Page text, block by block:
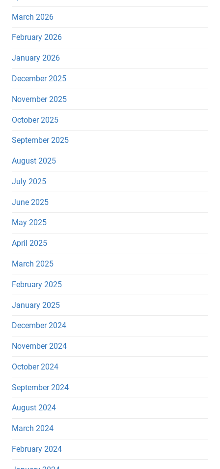
March 2026
February 2026
January 2026
December 2025
November 2025
October 2025
September 2025
August 2025
July 2025
June 2025
May 2025
April 2025
March 2025
February 2025
January 2025
December 2024
November 2024
October 2024
September 2024
August 2024
March 2024
February 2024